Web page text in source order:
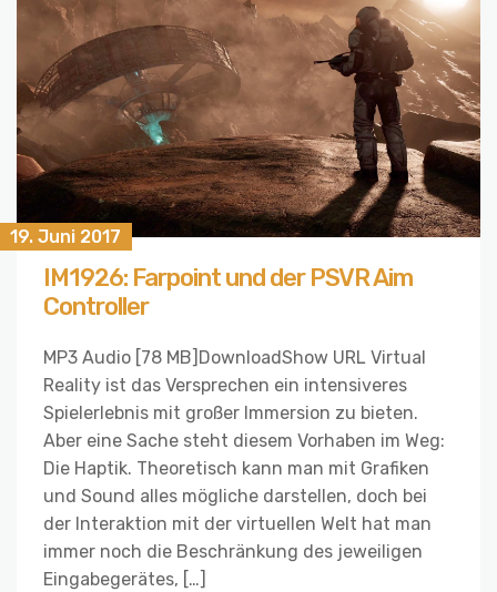
19. Juni 2017
IM1926: Farpoint und der PSVR Aim
Controller
MP3 Audio [78 MB]DownloadShow URL Virtual
Reality ist das Versprechen ein intensiveres
Spielerlebnis mit großer Immersion zu bieten.
Aber eine Sache steht diesem Vorhaben im Weg:
Die Haptik. Theoretisch kann man mit Grafiken
und Sound alles mögliche darstellen, doch bei
der Interaktion mit der virtuellen Welt hat man
immer noch die Beschränkung des jeweiligen
Eingabegerätes, […]